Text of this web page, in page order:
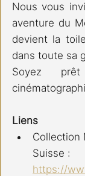
Nous vous
aventure du
devient la
dans toute sa
Soyez
Liens
Collection
Suisse :
https://